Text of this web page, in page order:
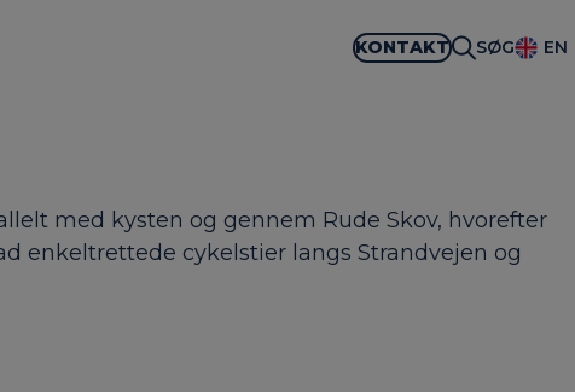
KONTAKT SØG EN
med kysten og gennem Rude Skov, hvorefter
enkeltrettede cykelstier langs Strandvejen og